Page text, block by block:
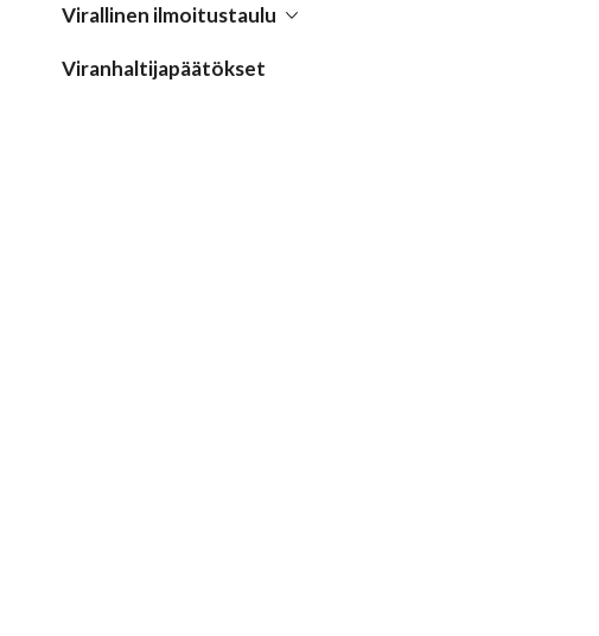
Virallinen ilmoitustaulu
Viranhaltijapäätökset